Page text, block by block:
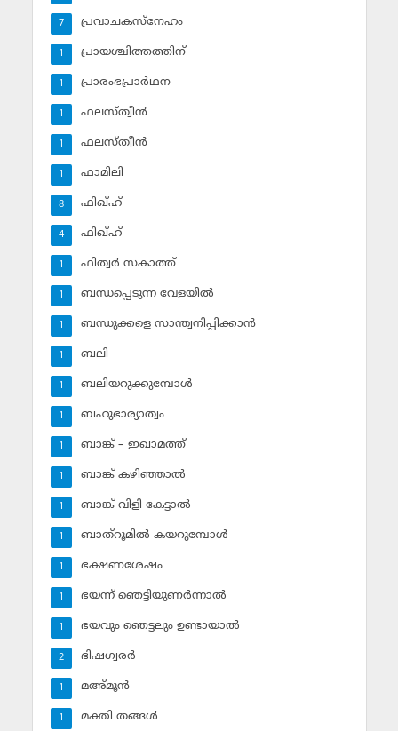
പ്രവാചകസ്‌നേഹം
7
പ്രായശ്ചിത്തത്തിന്
1
പ്രാരംഭപ്രാര്‍ഥന
1
ഫലസ്ത്വീൻ
1
ഫലസ്ത്വീൻ
1
ഫാമിലി
1
ഫിഖ്ഹ്
8
ഫിഖ്ഹ്‌
4
ഫിത്വര്‍ സകാത്ത്‌
1
ബന്ധപ്പെടുന്ന വേളയില്‍
1
ബന്ധുക്കളെ സാന്ത്വനിപ്പിക്കാന്‍
1
ബലി
1
ബലിയറുക്കുമ്പോള്‍
1
ബഹുഭാര്യാത്വം
1
ബാങ്ക് – ഇഖാമത്ത്
1
ബാങ്ക് കഴിഞ്ഞാല്‍
1
ബാങ്ക് വിളി കേട്ടാല്‍
1
ബാത്‌റൂമില്‍ കയറുമ്പോള്‍
1
ഭക്ഷണശേഷം
1
ഭയന്ന് ഞെട്ടിയുണര്‍ന്നാല്‍
1
ഭയവും ഞെട്ടലും ഉണ്ടായാല്‍
1
ഭിഷഗ്വരര്‍
2
മഅ്മൂന്‍
1
മക്തി തങ്ങള്‍
1